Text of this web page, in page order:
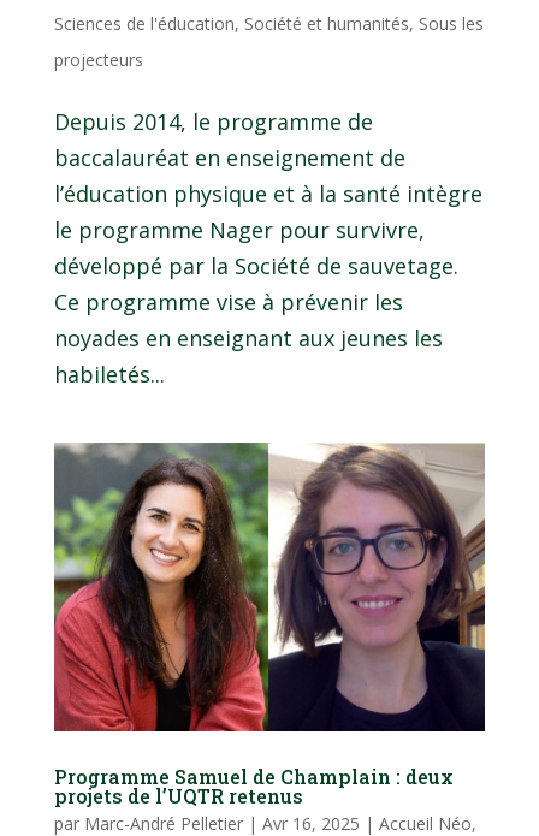
Sciences de l'éducation, Société et humanités, Sous les
projecteurs
Depuis 2014, le programme de
baccalauréat en enseignement de
l’éducation physique et à la santé intègre
le programme Nager pour survivre,
développé par la Société de sauvetage.
Ce programme vise à prévenir les
noyades en enseignant aux jeunes les
habiletés...
Programme Samuel de Champlain : deux
projets de l’UQTR retenus
par Marc-André Pelletier| Avr 16, 2025 | Accueil Néo,